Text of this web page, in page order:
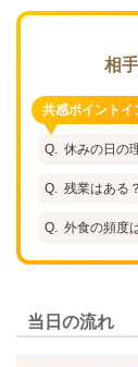
相
共感ポイントイ
休みの日の
残業はある？
外食の頻度
当日の流れ